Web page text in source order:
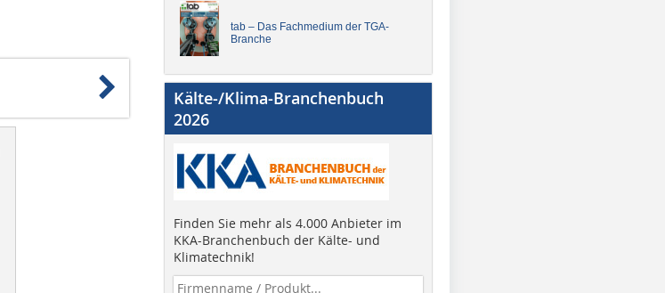
tab – Das Fachmedium der TGA-
Branche
Kälte-/Klima-Branchenbuch
2026
Finden Sie mehr als 4.000 Anbieter im
KKA-Branchenbuch der Kälte- und
Klimatechnik!